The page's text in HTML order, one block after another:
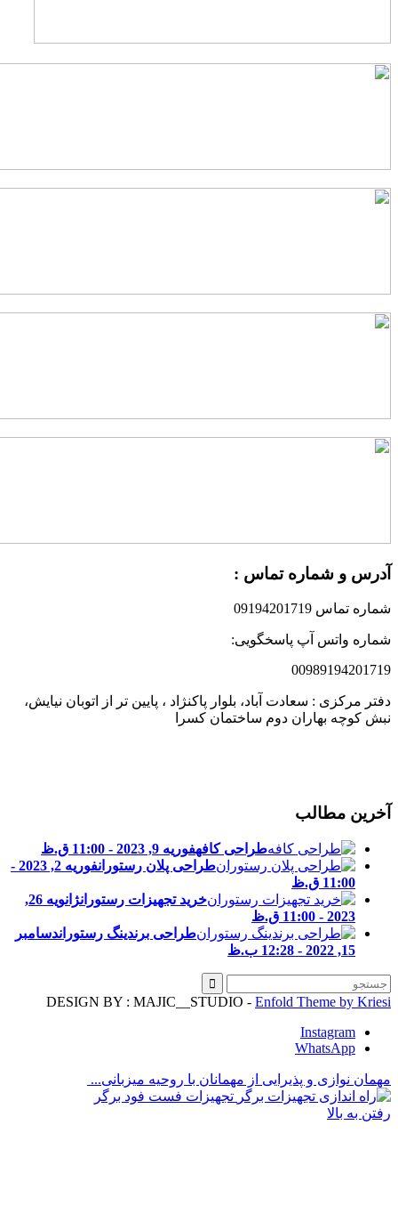
و شماره تماس :
تماس 09194201719
واتس آپ پاسخگویی:
مرکزی : سعادت آباد، بلوار پاکنژاد ، پایین تر از اتوبان نیایش،
کوچه بهاران دوم ساختمان کسرا
مطالب
طراحی کافهفوریه 9, 2023 - 11:00 ق.ظ
طراحی پلان رستوران
فوریه 2, 2023 -
11:00 ق.ظ
خرید تجهیزات رستوران
ژانویه 26,
2023 - 11:00 ق.ظ
طراحی برندینگ رستوران دسامبر
15, 2022 - 12:28 ب.ظ
DESIGN BY : MAJIC__STUDIO -Enfold Theme by
Instagram
WhatsApp
نوازی و پذیرایی از مهمانان با روحیه میزبانی...
تجهیزات فست فود برگر
به بالا